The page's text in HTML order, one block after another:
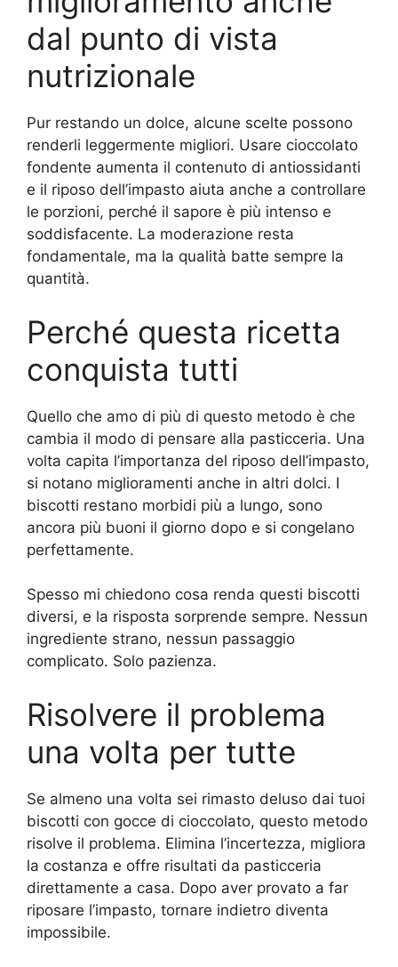
dal punto di vista
nutrizionale
Pur restando un dolce, alcune scelte possono
renderli leggermente migliori. Usare cioccolato
fondente aumenta il contenuto di antiossidanti
e il riposo dell’impasto aiuta anche a controllare
le porzioni, perché il sapore è più intenso e
soddisfacente. La moderazione resta
fondamentale, ma la qualità batte sempre la
quantità.
Perché questa ricetta
conquista tutti
Quello che amo di più di questo metodo è che
cambia il modo di pensare alla pasticceria. Una
volta capita l’importanza del riposo dell’impasto,
si notano miglioramenti anche in altri dolci. I
biscotti restano morbidi più a lungo, sono
ancora più buoni il giorno dopo e si congelano
perfettamente.
Spesso mi chiedono cosa renda questi biscotti
diversi, e la risposta sorprende sempre. Nessun
ingrediente strano, nessun passaggio
complicato. Solo pazienza.
Risolvere il problema
una volta per tutte
Se almeno una volta sei rimasto deluso dai tuoi
biscotti con gocce di cioccolato, questo metodo
risolve il problema. Elimina l’incertezza, migliora
la costanza e offre risultati da pasticceria
direttamente a casa. Dopo aver provato a far
riposare l’impasto, tornare indietro diventa
impossibile.